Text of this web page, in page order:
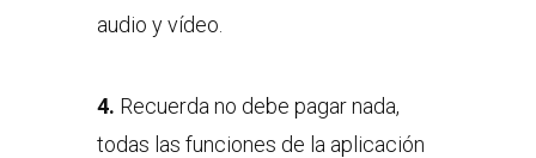
audio y vídeo.
4. Recuerda no debe pagar nada,
todas las funciones de la aplicación